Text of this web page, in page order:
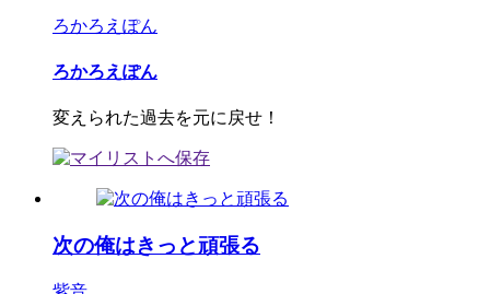
ろかろえぽん
ろかろえぽん
変えられた過去を元に戻せ！
次の俺はきっと頑張る